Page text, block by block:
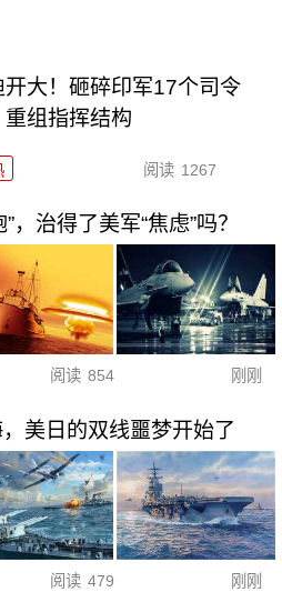
开大！砸碎印军17个司令
重组指挥结构
阅读 1267
，治得了美军“焦虑”吗？
阅读 854 刚刚
美日的双线噩梦开始了
阅读 479 刚刚